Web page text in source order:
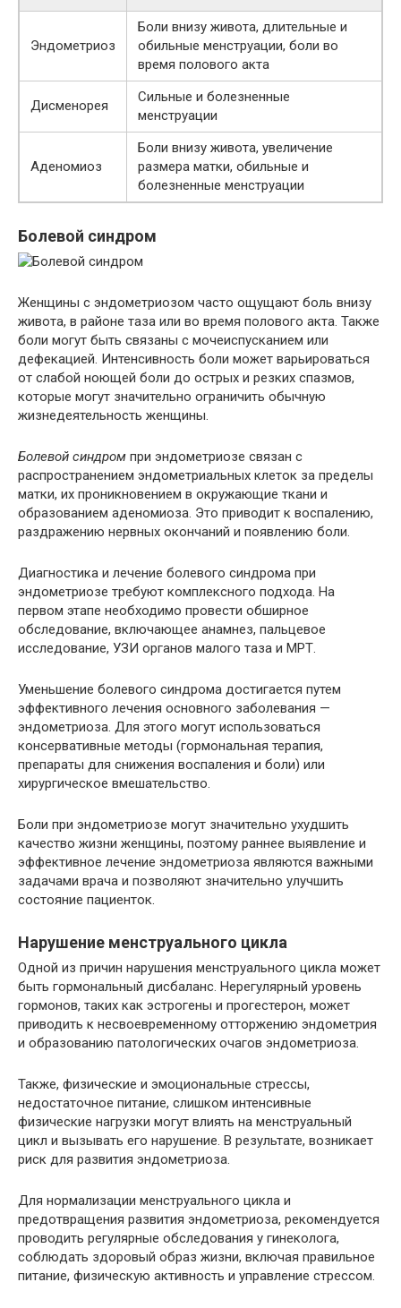
Эндометриоз
Боли внизу живота, длительные и
обильные менструации, боли во
время полового акта
Дисменорея
Сильные и болезненные
менструации
Аденомиоз
Боли внизу живота, увеличение
размера матки, обильные и
болезненные менструации
Болевой синдром
Женщины с эндометриозом часто ощущают боль внизу
живота, в районе таза или во время полового акта. Также
боли могут быть связаны с мочеиспусканием или
дефекацией. Интенсивность боли может варьироваться
от слабой ноющей боли до острых и резких спазмов,
которые могут значительно ограничить обычную
жизнедеятельность женщины.
Болевой синдром при эндометриозе связан с
распространением эндометриальных клеток за пределы
матки, их проникновением в окружающие ткани и
образованием аденомиоза. Это приводит к воспалению,
раздражению нервных окончаний и появлению боли.
Диагностика и лечение болевого синдрома при
эндометриозе требуют комплексного подхода. На
первом этапе необходимо провести обширное
обследование, включающее анамнез, пальцевое
исследование, УЗИ органов малого таза и МРТ.
Уменьшение болевого синдрома достигается путем
эффективного лечения основного заболевания —
эндометриоза. Для этого могут использоваться
консервативные методы (гормональная терапия,
препараты для снижения воспаления и боли) или
хирургическое вмешательство.
Боли при эндометриозе могут значительно ухудшить
качество жизни женщины, поэтому раннее выявление и
эффективное лечение эндометриоза являются важными
задачами врача и позволяют значительно улучшить
состояние пациенток.
Нарушение менструального цикла
Одной из причин нарушения менструального цикла может
быть гормональный дисбаланс. Нерегулярный уровень
гормонов, таких как эстрогены и прогестерон, может
приводить к несвоевременному отторжению эндометрия
и образованию патологических очагов эндометриоза.
Также, физические и эмоциональные стрессы,
недостаточное питание, слишком интенсивные
физические нагрузки могут влиять на менструальный
цикл и вызывать его нарушение. В результате, возникает
риск для развития эндометриоза.
Для нормализации менструального цикла и
предотвращения развития эндометриоза, рекомендуется
проводить регулярные обследования у гинеколога,
соблюдать здоровый образ жизни, включая правильное
питание, физическую активность и управление стрессом.